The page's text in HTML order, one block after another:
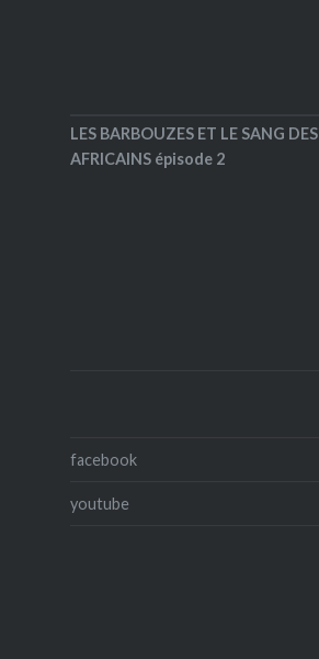
LES BARBOUZES ET LE SANG DES
AFRICAINS épisode 2
facebook
youtube